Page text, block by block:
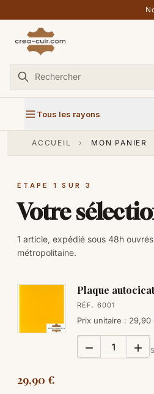
Tous les rayons
ACCUEIL › MON PANIER
ÉTAPE 1 SUR 3
Votre
1 article, expédié sous 48h
métropolitaine.
Plaque
RÉF. 6001
Prix unitaire : 29,90
 
29,90 €